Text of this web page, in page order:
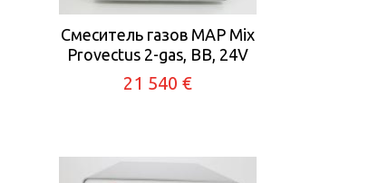
Смеситель газов MAP Mix
Provectus 2-gas, BB, 24V
21 540 €